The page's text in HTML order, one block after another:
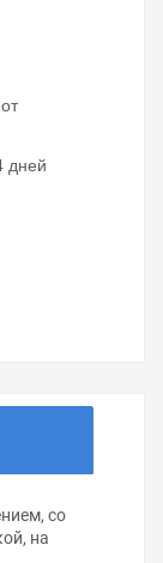
дней
со
на